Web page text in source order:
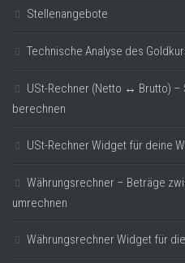
Stellenangebote
Technische Analyse des
USt-Rechner (Netto ↔ Brutto)
berechnen
USt-Rechner Widget für deine
Währungsrechner – Beträge
umrechnen
Währungsrechner Widget für